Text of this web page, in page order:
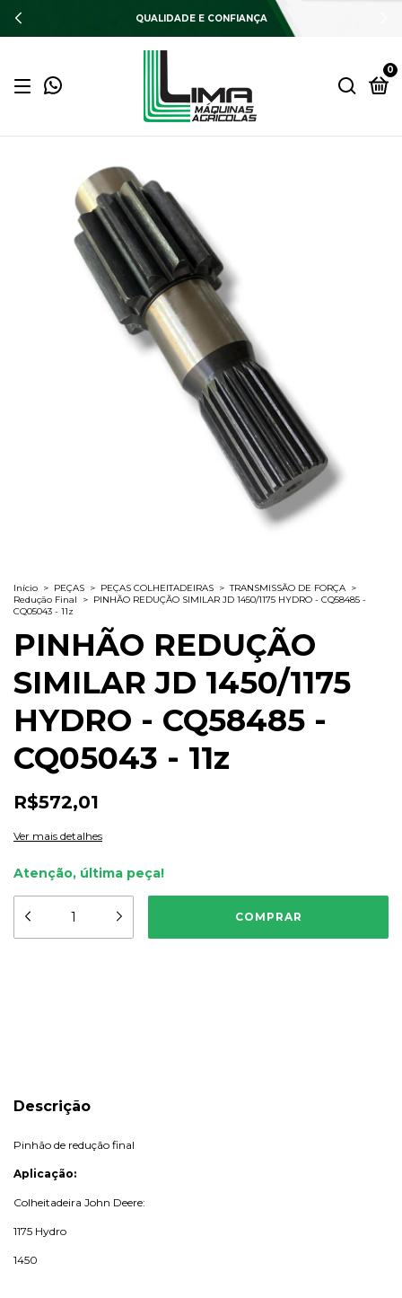
QUALIDADE E CONFIANÇA
0
Início > PEÇAS > PEÇAS COLHEITADEIRAS > TRANSMISSÃO DE FORÇA >
Redução Final
> PINHÃO REDUÇÃO SIMILAR JD 1450/1175 HYDRO - CQ58485 -
CQ05043 - 11z
PINHÃO REDUÇÃO
SIMILAR JD 1450/1175
HYDRO - CQ58485 -
CQ05043 - 11z
R$572,01
Ver mais detalhes
Atenção, última peça!
Descrição
Pinhão de redução final
Aplicação:
Colheitadeira John Deere:
1175 Hydro
1450